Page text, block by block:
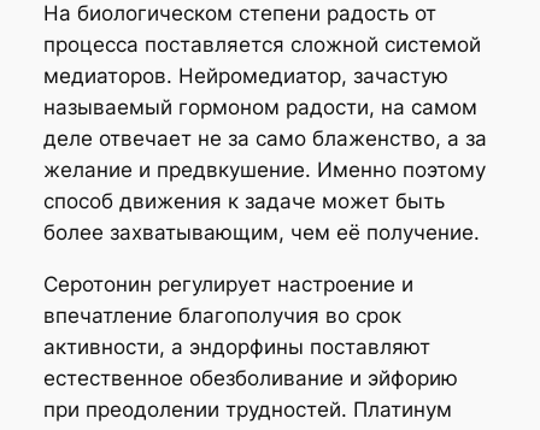
На биологическом степени радость от
процесса поставляется сложной системой
медиаторов. Нейромедиатор, зачастую
называемый гормоном радости, на самом
деле отвечает не за само блаженство, а за
желание и предвкушение. Именно поэтому
способ движения к задаче может быть
более захватывающим, чем её получение.
Серотонин регулирует настроение и
впечатление благополучия во срок
активности, а эндорфины поставляют
естественное обезболивание и эйфорию
при преодолении трудностей. Платинум